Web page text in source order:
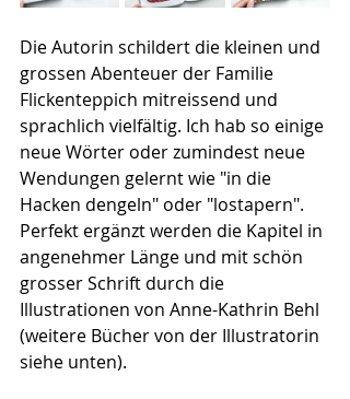
Die Autorin schildert die kleinen und
grossen Abenteuer der Familie
Flickenteppich mitreissend und
sprachlich vielfältig. Ich hab so einige
neue Wörter oder zumindest neue
Wendungen gelernt wie "in die
Hacken dengeln" oder "lostapern".
Perfekt ergänzt werden die Kapitel in
angenehmer Länge und mit schön
grosser Schrift durch die
Illustrationen von Anne-Kathrin Behl
(weitere Bücher von der Illustratorin
siehe unten).